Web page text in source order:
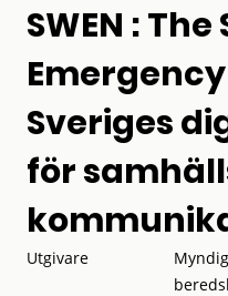
SWEN :
Sveriges
för
Utgivare